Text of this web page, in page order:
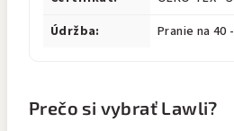
Údržba:
Pranie na 40
Prečo si vybrať Lawli?